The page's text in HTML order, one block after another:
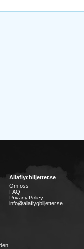
Allaflygbiljetter.se
Om oss
FAQ
Privacy Policy
info@allaflygbiljetter.se